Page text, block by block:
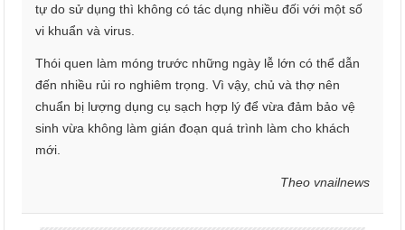
tự do sử dụng thì không có tác dụng nhiều đối với một số
vi khuẩn và virus.
Thói quen làm móng trước những ngày lễ lớn có thể dẫn
đến nhiều rủi ro nghiêm trọng. Vì vậy, chủ và thợ nên
chuẩn bị lượng dụng cụ sạch hợp lý để vừa đảm bảo vệ
sinh vừa không làm gián đoạn quá trình làm cho khách
mới.
Theo vnailnews